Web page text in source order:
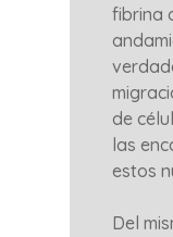
fibrina
de
las
estos
Del